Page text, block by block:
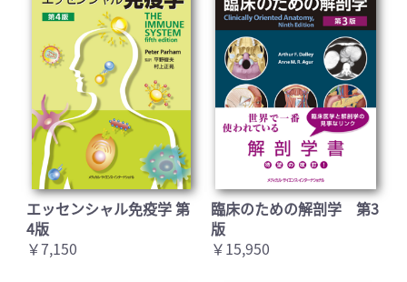
エッセンシャル免疫学 第
4版
￥7,150
臨床のための解剖学 第3
版
￥15,950